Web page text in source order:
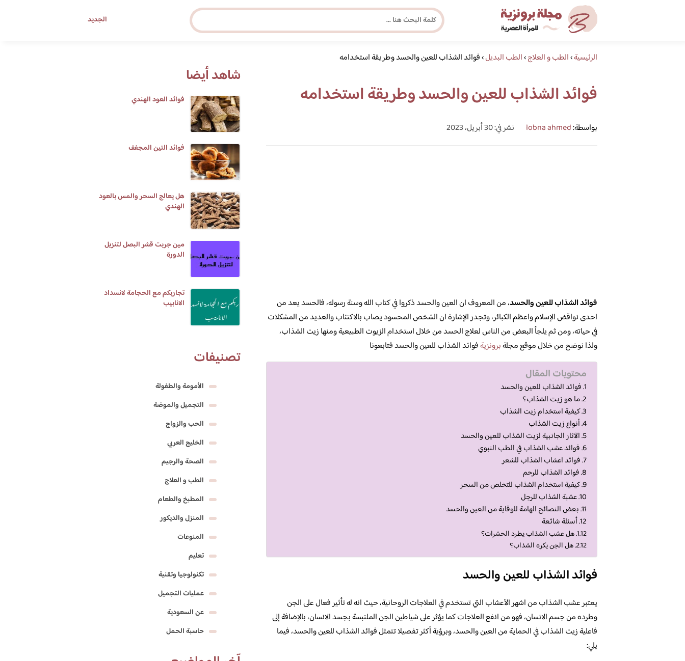
الجديد
مجلة برونزية للفتاة العصرية
ابحث عن أي موضوع يهمك
الرئيسية›الطب و العلاج›الطب البديل›فوائد الشذاب للعين والحسد وطريقة استخدامه
فوائد الشذاب للعين والحسد وطريقة استخدامه
بواسطة:lobna ahmed نشر في: 30 أبريل، 2023
فوائد الشذاب للعين والحسد، من المعروف ان العين والحسد ذكروا في كتاب الله وسنة رسوله، فالحسد يعد من
احدى نواقض الإسلام واعظم الكبائر، وتجدر الإشارة ان الشخص المحسود يصاب بالاكتئاب والعديد من المشكلات
في حياته، ومن ثم يلجأ البعض من الناس لعلاج الحسد من خلال استخدام الزيوت الطبيعية ومنها زيت الشذاب،
ولذا نوضح من خلال موقع مجلةبرونزيةفوائد الشذاب للعين والحسد فتابعونا
محتويات المقال
فوائد الشذاب للعين والحسد
ما هو زيت الشذاب؟
كيفية استخدام زيت الشذاب
أنواع زيت الشذاب
الآثار الجانبية لزيت الشذاب للعين والحسد
فوائد عشب الشذاب في الطب النبوي
فوائد اعشاب الشذاب للشعر
فوائد الشذاب للرحم
كيفية استخدام الشذاب للتخلص من السحر
عشبة الشذاب للرجل
بعض النصائح الهامة للوقاية من العين والحسد
أسئلة شائعة
هل عشب الشذاب يطرد الحشرات؟
هل الجن يكره الشذاب؟
فوائد الشذاب للعين والحسد
يعتبر عشب الشذاب من اشهر الأعشاب التي تستخدم في العلاجات الروحانية، حيث انه له تأثير فعال على الجن
وطرده من جسم الانسان، فهو من انفع العلاجات كما يؤثر على شياطين الجن الملتبسة بجسد الانسان، بالإضافة إلى
فاعلية زيت الشذاب في الحماية من العين والحسد، وبرؤية أكثر تفصيلا تتمثل فوائد الشذاب للعين والحسد، فيما
يلي:
شاهد أيضا
فوائد العود الهندي
فوائد التين المجفف
هل يعالج السحر والمس بالعود
الهندي
مين جربت قشر البصل لتنزيل
الدورة
تجاربكم مع الحجامة لانسداد
الانابيب
تصنيفات
الأمومة والطفولة
التجميل والموضة
الحب والزواج
الخليج العربي
الصحة والرجيم
الطب و العلاج
المطبخ والطعام
المنزل والديكور
المنوعات
تعليم
تكنولوجيا وتقنية
عمليات التجميل
عن السعودية
حاسبة الحمل